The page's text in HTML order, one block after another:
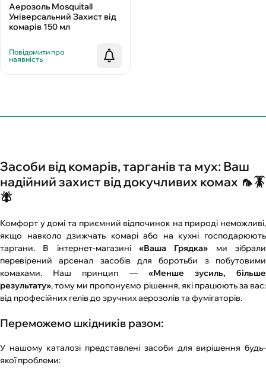
Аерозоль Mosquitall
Універсальний Захист від
комарів 150 мл
Повідомити про
наявність
Засоби від комарів, тарганів та мух: Ваш
надійний захист від докучливих комах 🦟🪳
🪰
Комфорт у домі та приємний відпочинок на природі неможливі,
якщо навколо дзижчать комарі або на кухні господарюють
таргани. В інтернет-магазині «Ваша Грядка» ми зібрали
перевірений арсенал засобів для боротьби з побутовими
комахами. Наш принцип — «Менше зусиль, більше
результату», тому ми пропонуємо рішення, які працюють за вас:
від професійних гелів до зручних аерозолів та фумігаторів.
Переможемо шкідників разом:
У нашому каталозі представлені засоби для вирішення будь-
якої проблеми: